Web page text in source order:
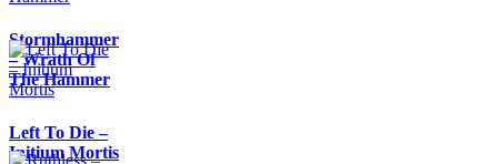
Stormhammer
– Wrath Of
The Hammer
Left To Die –
Initium Mortis